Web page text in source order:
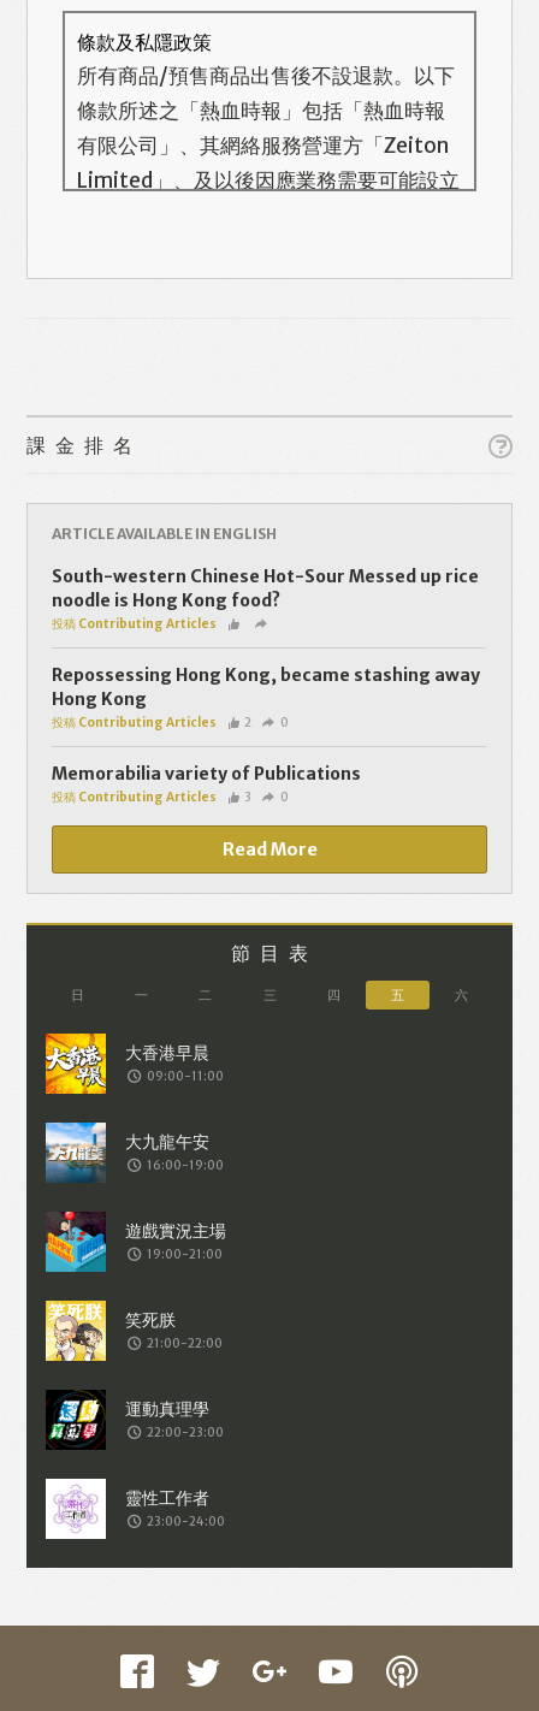
Like Facebook Twitter Line
WhatsApp Email Print
條款及私隱政策
所有商品/預售商品出售後不設退款。以下
條款所述之「熱血時報」包括「熱血時報
有限公司」、其網絡服務營運方「Zeiton
Limited」、及以後因應業務需要可能設立
願性質。我們收集的個人資料包括姓名、
保留隨時增減本付費服務內容的權利，包
括但不限於漫畫、節目、小說等欄目及內
將你的個人資料與從商業夥伴或其他公司
取得的資料結合，但不會出租、出售、或
透露你的個人資料予他人或非附屬公司。
個人資料將用於提供更適合你的廣告及網
頁內容、評估與改善我們的服務、聯絡你
或進行不記名的 究調查。所得資料亦只會
用於所述指定用途。除非所作用途為法例
容許或屬法例規定，否則未經你事先同
意，你的個人資料不會作其他用途。如果
決定提供個人資料，即表示您同意我們將
該資料傳送並儲存。 熱血時報會根據用戶
廣告目標人士的標準），而發送目標廣
告。不會因為你與廣告作出互動或觀看一
個目標廣告而向廣告客戶提供任何用戶的
個人資料。 但如果你觀看或與該廣告作出
互動，則表示你同意廣告客戶有可能假設
你符合該廣告目標客戶群的標準。熱血時
報並會根據你在交易平台（如PAYPAL），
問答、爭執或與帳戶相關的物品或內
容）。
課金排名
ARTICLE AVAILABLE IN ENGLISH
South-western Chinese Hot-Sour Messed up rice
noodle is Hong Kong food?
投稿 Contributing Articles
Repossessing Hong Kong, became stashing away
Hong Kong
投稿 Contributing Articles 2 0
Memorabilia variety of Publications
投稿 Contributing Articles 3 0
Read More
節目表
日 一 二 三 四 五 六
09:00-11:00
16:00-19:00
19:00-21:00
21:00-22:00
22:00-23:00
23:00-24:00